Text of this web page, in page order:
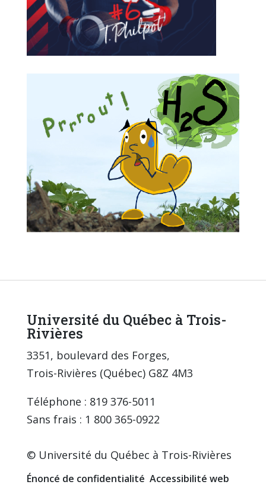
Université du Québec à Trois-
Rivières
3351, boulevard des Forges,
Trois-Rivières (Québec) G8Z 4M3
Téléphone : 819 376-5011
Sans frais : 1 800 365-0922
© Université du Québec à Trois-Rivières
Énoncé de confidentialité Accessibilité web